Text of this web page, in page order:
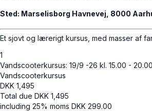
Sted: Marselisborg Havnevej, 8000
Et sjovt og lærerigt kursus, med masser af
1
Vandscooterkursus: 19/9 -26 kl. 15.00 -
Vandscooterkursus
DKK 1,495
Total due DKK 1,495
including 25% moms DKK 299.00